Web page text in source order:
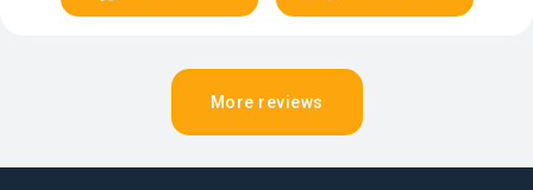
More reviews